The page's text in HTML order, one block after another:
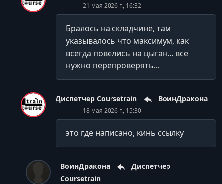
6.4 Итоговое обсуждение исследования
7.1. Почему люди покупают (7. Дополнительные
7.2. Количественная валидация JTBD-исследования
УРОК 39. 02:19:25
7.3.1. Диагностика продуктов #1
01:38:38
7.3.2. Диагностика продуктов #2
УРОК 41.
7.4. Стрим с Ильёй Красинским
21 мая 2026 г., 16:32
Бралось на складчине, там
указывалось что максимум, как
всегда повелись на цыган... все
нужно перепроверять...
Диспетчер Coursetrain ВоинДракона
18 мая 2026 г., 15:30
это где написано, кинь ссылку
ВоинДракона
Диспетчер
Coursetrain